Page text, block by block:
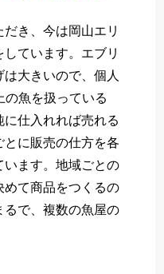
き、今は岡山エリ
ています。エブリ
大きいので、個人
の魚を扱っている
仕入れれば売れる
に販売の仕方を各
います。地域ごとの
て商品をつくるの
るで、複数の魚屋の